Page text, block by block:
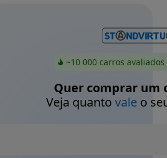
~10 000 carros
Quer comprar um
Veja quanto valeo